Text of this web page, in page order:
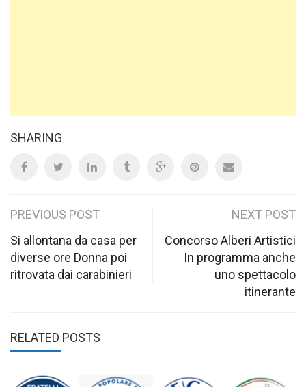
SHARING
Post
navigation
PREVIOUS POST
Si allontana da casa per
diverse ore Donna poi
ritrovata dai carabinieri
NEXT POST
Concorso Alberi Artistici
In programma anche
uno spettacolo
itinerante
RELATED POSTS